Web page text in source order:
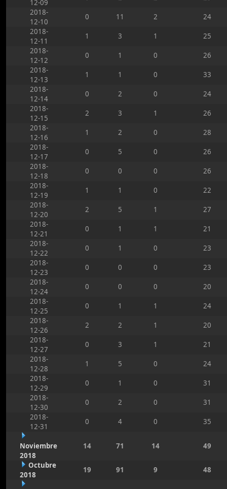
12-09
2018-
12-10
0 11 2
24
2018-
12-11
1 3 1
25
2018-
12-12
0 1 0
26
2018-
12-13
1 1 0
33
2018-
12-14
0 2 0
24
2018-
12-15
2 3 1
26
2018-
12-16
1 2 0
28
2018-
12-17
0 5 0
26
2018-
12-18
0 0 0
26
2018-
12-19
1 1 0
22
2018-
12-20
2 5 1
27
2018-
12-21
0 1 1
21
2018-
12-22
0 1 0
23
2018-
12-23
0 0 0
23
2018-
12-24
0 0 0
20
2018-
12-25
0 1 1
24
2018-
12-26
2 2 1
20
2018-
12-27
0 3 1
21
2018-
12-28
1 5 0
24
2018-
12-29
0 1 0
31
2018-
12-30
0 2 0
31
2018-
12-31
0 4 0 35
Noviembre
2018
14 71 14 49
Octubre
2018
19 91 9 48